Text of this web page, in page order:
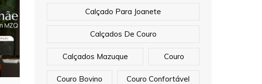
Calçado Para Joanete
Calçados De Couro
Calçados Mazuque Couro
Couro Bovino Couro Confortável